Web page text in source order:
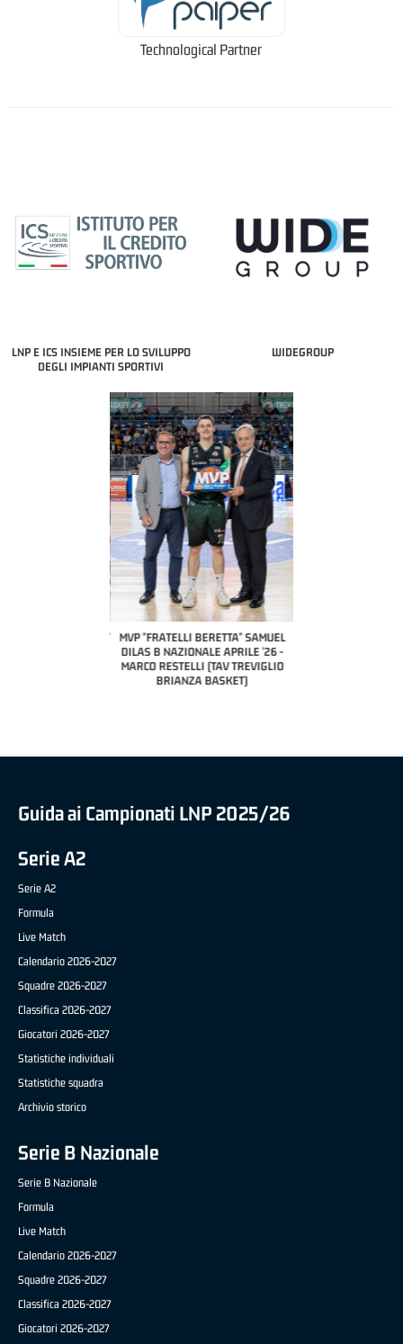
Technological Partner
LNP E ICS INSIEME PER LO SVILUPPO
DEGLI IMPIANTI SPORTIVI
WIDEGROUP
MVP "FRATELLI BERETTA" SAMUEL
DILAS B NAZIONALE APRILE '26 -
MARCO RESTELLI (TAV TREVIGLIO
BRIANZA BASKET)
Guida ai Campionati LNP 2025/26
Serie A2
Serie A2
Formula
Live Match
Calendario 2026-2027
Squadre 2026-2027
Classifica 2026-2027
Giocatori 2026-2027
Statistiche individuali
Statistiche squadra
Archivio storico
Serie B Nazionale
Serie B Nazionale
Formula
Live Match
Calendario 2026-2027
Squadre 2026-2027
Classifica 2026-2027
Giocatori 2026-2027